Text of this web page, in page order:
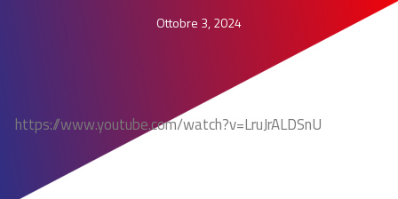
Ottobre 3, 2024
https://www.youtube.com/watch?v=LruJrALDSnU